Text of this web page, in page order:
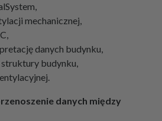
mechanicznej,
danych budynku,
budynku,
danych między